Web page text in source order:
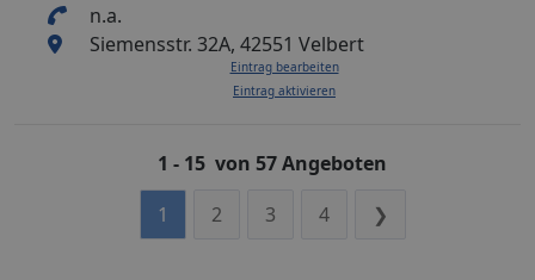
n.a.
Siemensstr. 32A, 42551 Velbert
Eintrag bearbeiten
Eintrag aktivieren
1 - 15 von 57 Angeboten
1
2 3 4 ❯